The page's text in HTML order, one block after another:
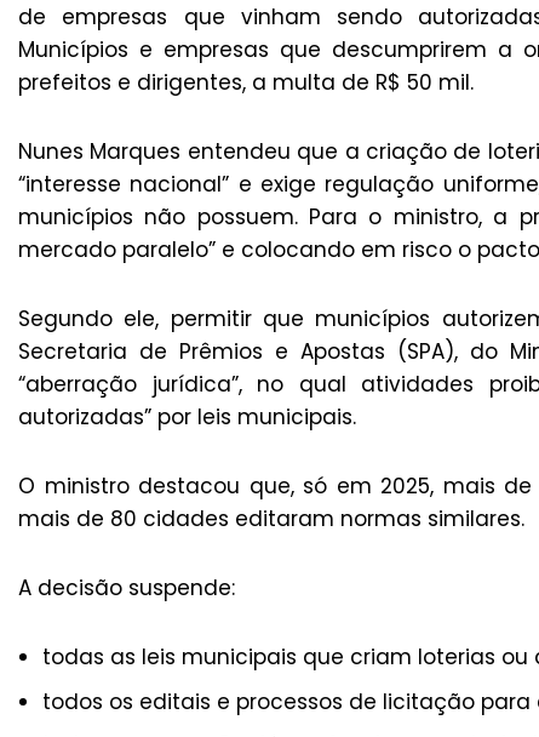
de empresas que vinham sendo
Municípios e empresas que descumprirem a
prefeitos e dirigentes, a multa de R$ 50 mil.
Nunes Marques entendeu que a criação de
“interesse nacional” e exige regulação
municípios não possuem. Para o ministro, a
mercado paralelo” e colocando em risco o
Segundo ele, permitir que municípios
Secretaria de Prêmios e Apostas (SPA), do
“aberração jurídica”, no qual atividades
autorizadas” por leis municipais.
O ministro destacou que, só em 2025, mais
mais de 80 cidades editaram normas similares.
A decisão suspende:
todas as leis municipais que criam loterias ou
todos os editais e processos de licitação para